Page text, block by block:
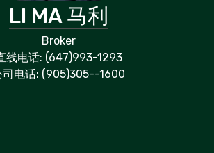
LI MA 马利
Broker
线电话: (647)993-1293
司电话: (905)305--1600